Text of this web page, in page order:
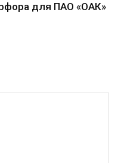
для ПАО «ОАК»